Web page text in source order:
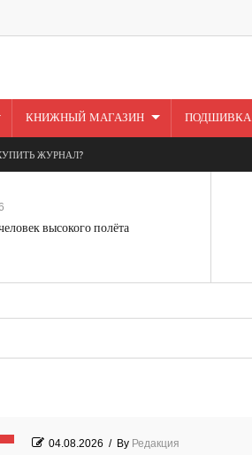
КНИЖНЫЙ МАГАЗИН ПОДШИВКА
ЖУРНАЛ?
высокого полёта
04.08.2026 / By Редакция